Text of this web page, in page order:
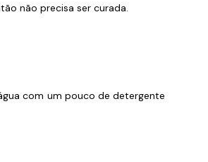
não precisa ser curada.
com um pouco de detergente